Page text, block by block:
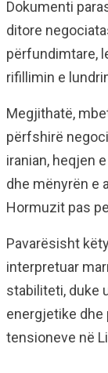
Dokumenti
ditore
përfundimtare,
rifillimin e
Megjithatë,
përfshirë
iranian, heqjen
dhe mënyrën e
Hormuzit pas
Pavarësisht
interpretuar
stabiliteti, duke
energjetike
tensioneve në